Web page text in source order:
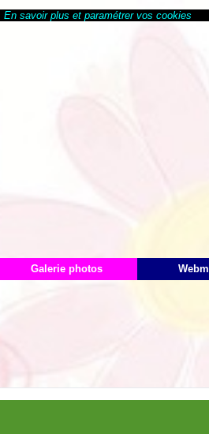
En savoir plus et paramétrer vos cookies
Galerie photos